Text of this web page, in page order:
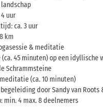
uur
ca. 3 uur
km
& meditatie
(ca. 45 minuten) op een idyllische
Schrammsteine
(ca. 10 minuten)
door Sandy van Roots
min. 4 max. 8 deelnemers